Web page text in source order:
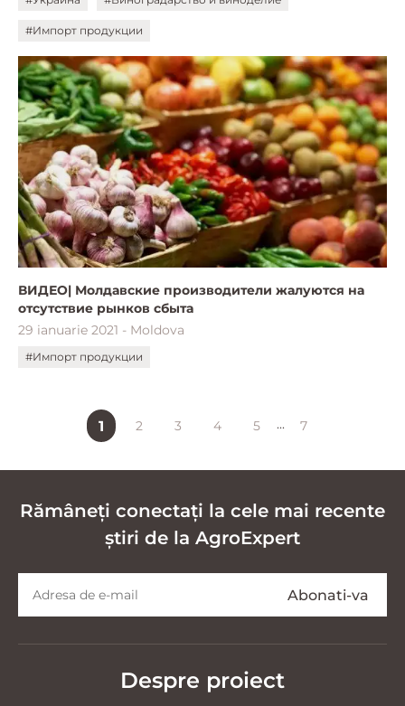
#Импорт продукции
ВИДЕО| Молдавские производители жалуются на
отсутствие рынков сбыта
29 ianuarie 2021 - Moldova
#Импорт продукции
1 2 3 4 5 ... 7
Rămâneți conectați la cele mai recente
știri de la AgroExpert
Despre proiect